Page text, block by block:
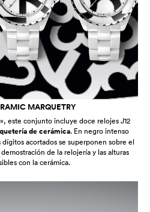
MARQUETRY
este conjunto incluye doce relojes J12
de cerámica. En negro intenso
acortados se superponen sobre el
de la relojería y las alturas
con la cerámica.